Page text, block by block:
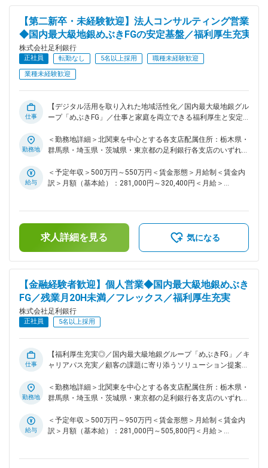
への取り組み 近年は非対面チャネル（インターネットバンキ
ング、足利銀行アプリなど）の充実に力を入れており、利便性
の高いサービスを提供しています。 2026年4月には新たな子
会社「（株）ウィングITソリューションズ」を設立し、IT活用
やDX推進によるお客さまの課題解決を通じた地域社会の持続
的成長をより一層サポートしていきます。 ■働き方 安心して
長期的に働くための福利厚生・制度が充実しているので、育
児・介護等、ライフスタイルに合った働き方を選択することが
可能です。 ・選べる転勤制度 ・フレックスタイム制：スマー
トワーク運動（早帰りデー） ・連続休暇制度等、制度休暇あ
り（有給休暇利用促進） ・育児休業取得実績 男女100％ ・
出生サポート制度（育児短時間勤務、チャイルドケア勤務等）
・月の平均残業時間は全体で20H程度 ・女性のキャリア改革
（育児時短勤務期間引き延ばしなど） ・平均有給取得日数
13.1日 ■将来性と豊かなマーケット ・栃木県は農業・工業・
からこそお金の流動には銀行は欠かせないマーケットです。そ
の豊かなマーケットにおいて同行はＮｏ１シェアを獲得してい
額)は固定手当を含めた表記です。
【第二新卒・未経験歓迎】法人コンサルティング営業
◆国内最大級地銀めぶきFGの安定基盤／福利厚生充実
株式会社足利銀行
正社員 転勤なし 5名以上採用
職種未経験歓迎
業種未経験歓迎
仕事
【デジタル活用を取り入れた地域活性化／国内最大級地銀グル
ープ「めぶきFG」／仕事と家庭を両立できる福利厚生と安定
て、法人のお客さま一人ひとりに寄り添いながら、事業成長を
支える多彩な取り組みを行います。また、本部の各専門部署と
し、企業の成長をサポートします。 具体的な業務例 ・地方創
生プロジェクトへの参画や推進 ・公共団体との連携による地
や事業承継に関するアドバイス・支援 ■未経験者の方へ 金融
業界の経験がない方でも安心してスタートできる体制を整えて
います。入行後の半年から1年間は、まず融資業務（後方事
ら、資格取得も同時にサポートします。そのため、融資業務
（後方事務）を通じて金融の実務を学べるので、未経験でも無
理なく成長可能な環境です。 新卒／キャリア採用に関わら
ず、明確な昇格制度と昇格判定基準があるため、公平な評価の
もとでキャリア形成ができます。 ■デジタル化への取り組み
近年は非対面チャネル（インターネットバンキング、足利銀行
ィングITソリューションズ」を設立し、IT活用やDX推進によ
るお客さまの課題解決を通じた地域社会の持続的成長をより一
めの福利厚生・制度が充実しているので、育児・介護等、ライ
フスタイルに合った働き方を選択することが可能です。 ・選
お選び頂けます。 ・フレックスタイム制：スマートワーク運
動（早帰りデー） ・連続休暇制度（年5日の連続休暇取得義
勤務地
＜勤務地詳細＞北関東を中心とする各支店配属住所：栃木県・
群馬県・埼玉県・茨城県・東京都の足利銀行各支店のいずれか
給与
＜予定年収＞500万円～550万円＜賃金形態＞月給制＜賃金内
訳＞月額（基本給）：281,000円～320,400円＜月給＞
～291,900円■処遇は経歴等により都度検討■賞与：年2回あり
■昇給：昇格による■手当：子育て支援手当、保育手当、単身
赴任手当、勤務地手当、通勤賃金はあくまでも目安の金額であ
定手当を含めた表記です。
求人詳細を見る 気になる
【金融経験者歓迎】個人営業◆国内最大級地銀めぶき
FG／残業月20H未満／フレックス／福利厚生充実
株式会社足利銀行
正社員 5名以上採用
仕事
【福利厚生充実◎／国内最大級地銀グループ「めぶきFG」／キ
ャリアパス充実／顧客の課題に寄り添うソリューション提案】
づくりのお役に立てるよう、お客さまへの迅速で適切な提案・
アドバイスを担当する地域密着型のお仕事です。 お客さまご
おひとりのライフプランやライフステージに基づいたアドバイ
スにやりがいを感じるポジションです。 ■業務内容 ライフプ
勤務地
＜勤務地詳細＞北関東を中心とする各支店配属住所：栃木県・
群馬県・埼玉県・茨城県・東京都の足利銀行各支店のいずれか
給与
＜予定年収＞500万円～950万円＜賃金形態＞月給制＜賃金内
訳＞月額（基本給）：281,000円～505,800円＜月給＞